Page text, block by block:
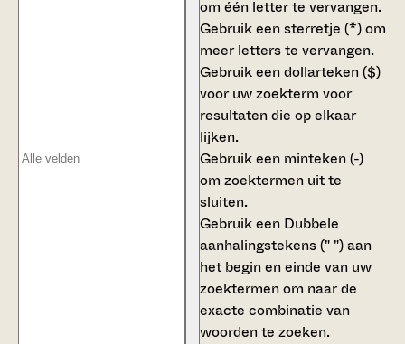
om één letter te vervangen.
Gebruik eensterretje (*)om
meer letters te vervangen.
Gebruik eendollarteken ($)
voor uw zoekterm voor
resultaten die op elkaar
lijken.
Gebruik een minteken (-)
om zoektermen uit te
sluiten.
Gebruik een Dubbele
aanhalingstekens (" ")aan
het begin en einde van uw
zoektermen om naar de
exacte combinatie van
woorden te zoeken.